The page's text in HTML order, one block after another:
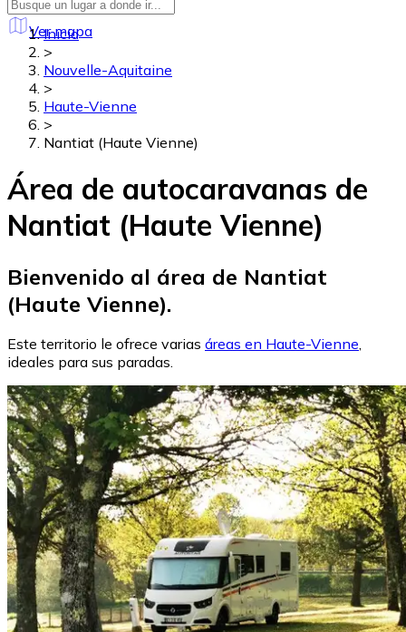
Ver mapa
Inicio
>
Nouvelle-Aquitaine
>
Haute-Vienne
>
Nantiat (Haute Vienne)
Área de autocaravanas de
Nantiat (Haute Vienne)
Bienvenido al área de Nantiat
(Haute Vienne).
Este territorio le ofrece varias áreas en Haute-Vienne,
ideales para sus paradas.